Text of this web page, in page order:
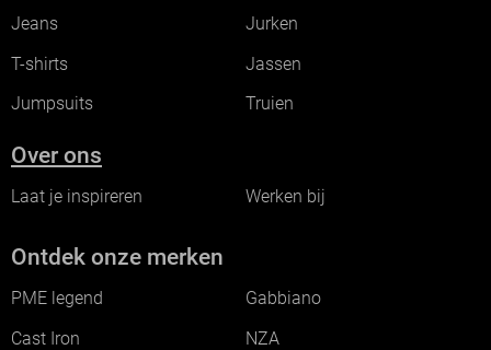
Jeans
Jurken
T-shirts
Jassen
Jumpsuits
Truien
Over ons
Laat je inspireren Werken bij
Ontdek onze merken
PME legend
Gabbiano
Cast Iron
NZA